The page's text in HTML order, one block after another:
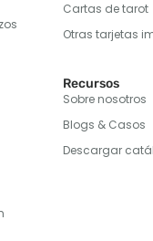
Cartas de tarot
Otras tarjetas
Recursos
Sobre nosotros
Blogs & Casos
Descargar